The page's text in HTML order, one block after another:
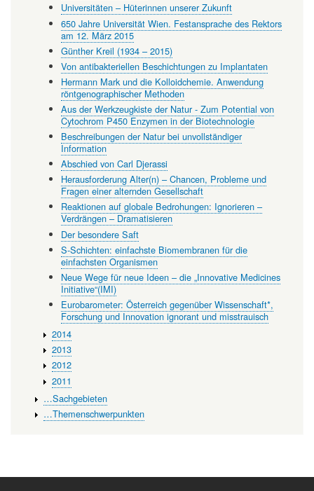
Universitäten – Hüterinnen unserer Zukunft
650 Jahre Universität Wien. Festansprache des Rektors
am 12. März 2015
Günther Kreil (1934 – 2015)
Von antibakteriellen Beschichtungen zu Implantaten
Hermann Mark und die Kolloidchemie. Anwendung
röntgenographischer Methoden
Aus der Werkzeugkiste der Natur - Zum Potential von
Cytochrom P450 Enzymen in der Biotechnologie
Beschreibungen der Natur bei unvollständiger
Information
Abschied von Carl Djerassi
Herausforderung Alter(n) – Chancen, Probleme und
Fragen einer alternden Gesellschaft
Reaktionen auf globale Bedrohungen: Ignorieren –
Verdrängen – Dramatisieren
Der besondere Saft
S-Schichten: einfachste Biomembranen für die
einfachsten Organismen
Neue Wege für neue Ideen – die „Innovative Medicines
Initiative“(IMI)
Eurobarometer: Österreich gegenüber Wissenschaft*,
Forschung und Innovation ignorant und misstrauisch
2014
2013
2012
2011
…Sachgebieten
…Themenschwerpunkten